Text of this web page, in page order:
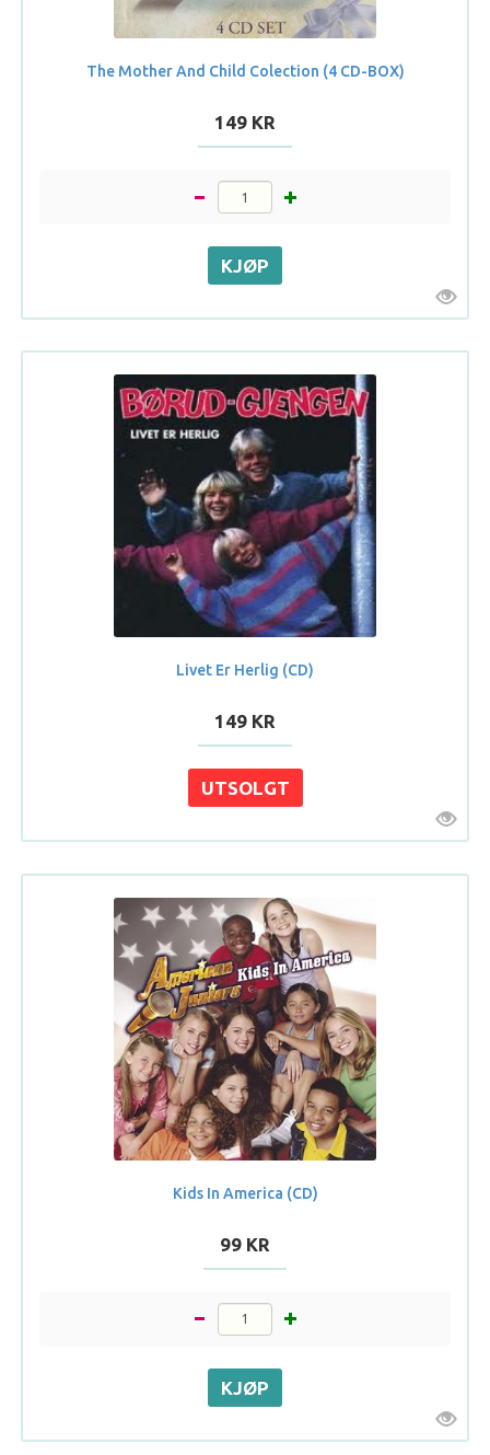
The Mother And Child Colection (4 CD-BOX)
149 KR
Livet Er Herlig (CD)
149 KR
Kids In America (CD)
99 KR